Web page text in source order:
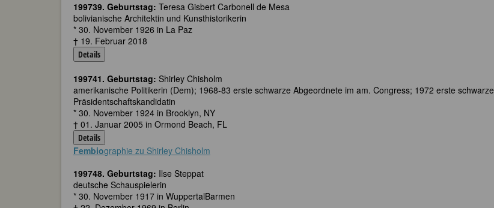
199739. Geburtstag: Teresa Gisbert Carbonell de Mesa
bolivianische Architektin und Kunsthistorikerin
* 30. November 1926 in La Paz
† 19. Februar 2018
Details
199741. Geburtstag: Shirley Chisholm
amerikanische Politikerin (Dem); 1968-83 erste schwarze Abgeordnete im am. Congress; 1972 erste schwarze
Präsidentschaftskandidatin
* 30. November 1924 in Brooklyn, NY
† 01. Januar 2005 in Ormond Beach, FL
Details
Fembiographie zu Shirley Chisholm
199748. Geburtstag: Ilse Steppat
deutsche Schauspielerin
* 30. November 1917 in WuppertalBarmen